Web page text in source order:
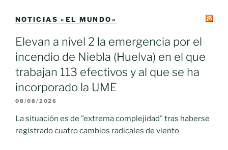
NOTICIAS «EL MUNDO»
Elevan a nivel 2 la emergencia por el
incendio de Niebla (Huelva) en el que
trabajan 113 efectivos y al que se ha
incorporado la UME
08/08/2026
La situación es de "extrema complejidad" tras haberse
registrado cuatro cambios radicales de viento